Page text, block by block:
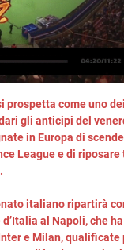
come uno
gli anticipi del
in Europa di
League e di
italiano ripartirà
al Napoli, che
e Milan, qualificate